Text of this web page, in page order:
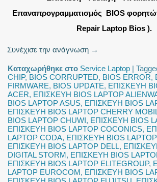
Επαναπρογραμματισμός BIOS
Repair Laptop Bios ).
Συνέχισε την ανάγνωση →
Καταχωρήθηκε στο Service Laptop |
CHIP, BIOS CORRUPTED, BIOS ERROR,
FIRMWARE, BIOS UPDATE, ΕΠΙΣΚΕΥΗ
ACER, ΕΠΙΣΚΕΥΗ BIOS LAPTOP
BIOS LAPTOP ASUS, ΕΠΙΣΚΕΥΗ BIOS
ΕΠΙΣΚΕΥΗ BIOS LAPTOP CHERRY
BIOS LAPTOP CHUWI, ΕΠΙΣΚΕΥΗ BIOS
ΕΠΙΣΚΕΥΗ BIOS LAPTOP COCONICS,
LAPTOP CODA, ΕΠΙΣΚΕΥΗ BIOS
ΕΠΙΣΚΕΥΗ BIOS LAPTOP DELL,
DIGITAL STORM, ΕΠΙΣΚΕΥΗ BIOS
ΕΠΙΣΚΕΥΗ BIOS LAPTOP ELITEGROUP,
LAPTOP EUROCOM, ΕΠΙΣΚΕΥΗ BIOS